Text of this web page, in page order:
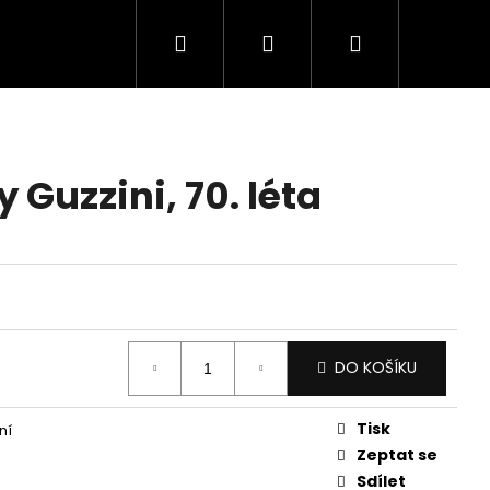
Hledat PřihlášeníNákupní
Guzzini, 70. léta
DO KOŠÍKU
Tisk
Zeptat se
Sdílet